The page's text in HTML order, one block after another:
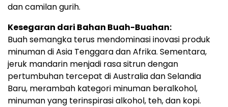
dan camilan gurih.
Kesegaran dari Bahan Buah-Buahan:
Buah semangka terus mendominasi inovasi produk
minuman di Asia Tenggara dan Afrika. Sementara,
jeruk mandarin menjadi rasa sitrun dengan
pertumbuhan tercepat di Australia dan Selandia
Baru, merambah kategori minuman beralkohol,
minuman yang terinspirasi alkohol, teh, dan kopi.